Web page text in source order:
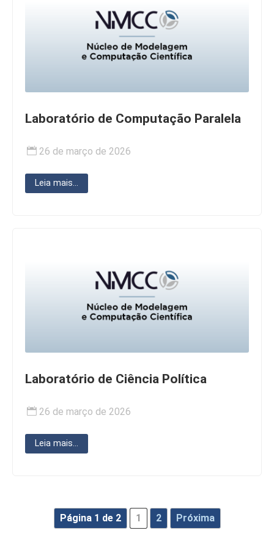
Laboratório de Computação Paralela
26 de março de 2026
Leia mais...
Laboratório de Ciência Política
26 de março de 2026
Leia mais...
Página 1 de 2 1 2 Próxima